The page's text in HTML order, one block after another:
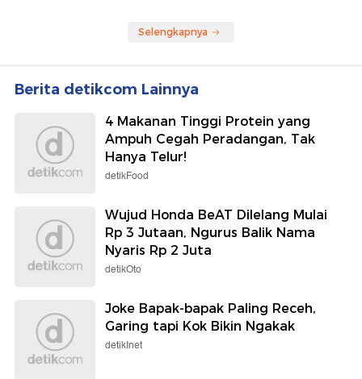
Selengkapnya
Berita detikcom Lainnya
4 Makanan Tinggi Protein yang
Ampuh Cegah Peradangan, Tak
Hanya Telur!
detikFood
Wujud Honda BeAT Dilelang Mulai
Rp 3 Jutaan, Ngurus Balik Nama
Nyaris Rp 2 Juta
detikOto
Joke Bapak-bapak Paling Receh,
Garing tapi Kok Bikin Ngakak
detikInet